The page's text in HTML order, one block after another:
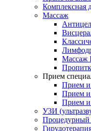
Комплексная
Массаж
Массаж
Прием
Прием и
Прием и
Прием и
УЗИ
Процедурный